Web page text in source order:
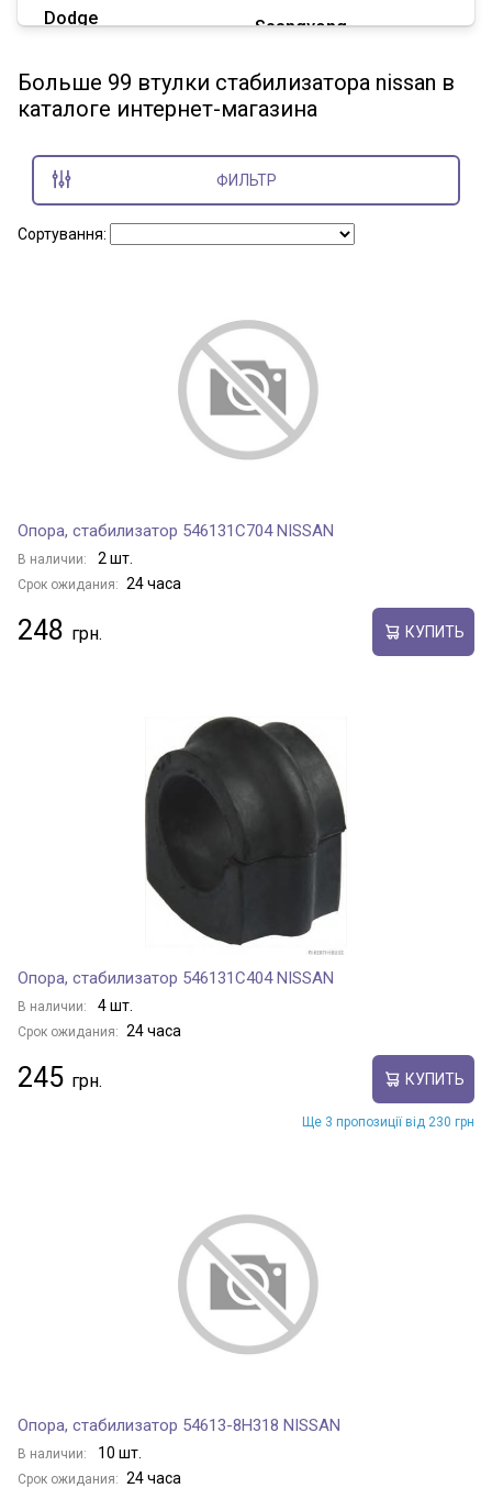
Dodge
Great Wall
Hummer
Ssangyong
Tesla
Показать все марки
Больше 99 втулки стабилизатора nissan в
каталоге интернет-магазина
ФИЛЬТР
Сортування:
Опора, стабилизатор 546131C704 NISSAN
В наличии: 2 шт.
Срок ожидания: 24 часа
248 КУПИТЬ
Опора, стабилизатор 546131C404 NISSAN
В наличии: 4 шт.
Срок ожидания: 24 часа
245 КУПИТЬ
Ще 3 пропозиції від 230 грн
Опора, стабилизатор 54613-8H318 NISSAN
В наличии: 10 шт.
Срок ожидания: 24 часа